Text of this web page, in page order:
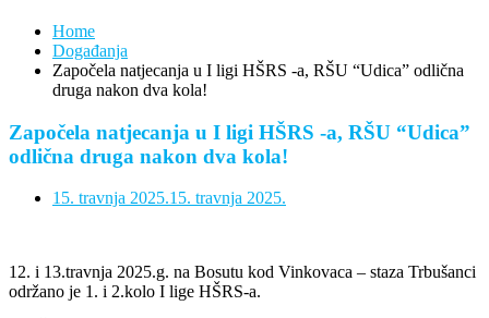
Home
Događanja
Započela natjecanja u I ligi HŠRS -a, RŠU “Udica” odlična
druga nakon dva kola!
Započela natjecanja u I ligi HŠRS -a, RŠU “Udica”
odlična druga nakon dva kola!
15. travnja 2025.15. travnja 2025.
12. i 13.travnja 2025.g. na Bosutu kod Vinkovaca – staza Trbušanci
održano je 1. i 2.kolo I lige HŠRS-a.